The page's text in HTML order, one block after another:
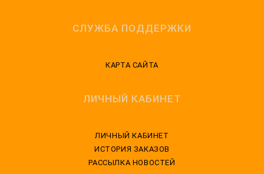
СЛУЖБА ПОДДЕРЖКИ
КАРТА САЙТА
ЛИЧНЫЙ КАБИНЕТ
ЛИЧНЫЙ КАБИНЕТ
ИСТОРИЯ ЗАКАЗОВ
РАССЫЛКА НОВОСТЕЙ